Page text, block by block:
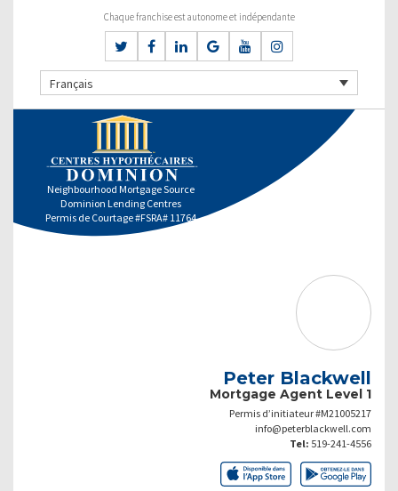
Chaque franchise est autonome et indépendante
Français
Neighbourhood Mortgage Source
Dominion Lending Centres
Permis de Courtage #FSRA# 11764
Peter Blackwell
Mortgage Agent Level 1
Permis d’initiateur #M21005217
info@peterblackwell.com
Tel: 519-241-4556